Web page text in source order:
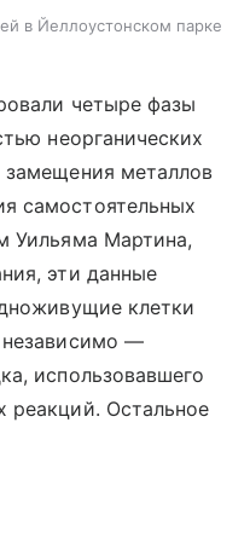
в Йеллоустонском парке
четыре фазы
неорганических
замещения металлов
самостоятельных
Уильяма Мартина,
эти данные
клетки
независимо —
использовавшего
реакций. Остальное